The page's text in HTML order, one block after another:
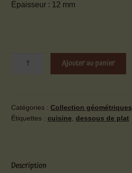
Épaisseur : 12 mm
quantité
plat
yin
Ajouter au panier
Catégories : Collection géométriques
Étiquettes : cuisine dessous de plat
Description